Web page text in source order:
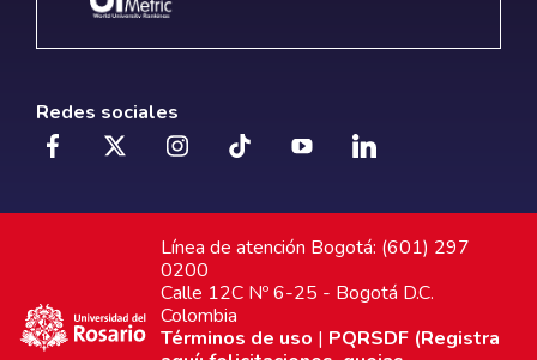
Redes sociales
Línea de atención Bogotá: (601) 297
0200
Calle 12C Nº 6-25 - Bogotá D.C.
Colombia
Términos de uso | PQRSDF (Registra